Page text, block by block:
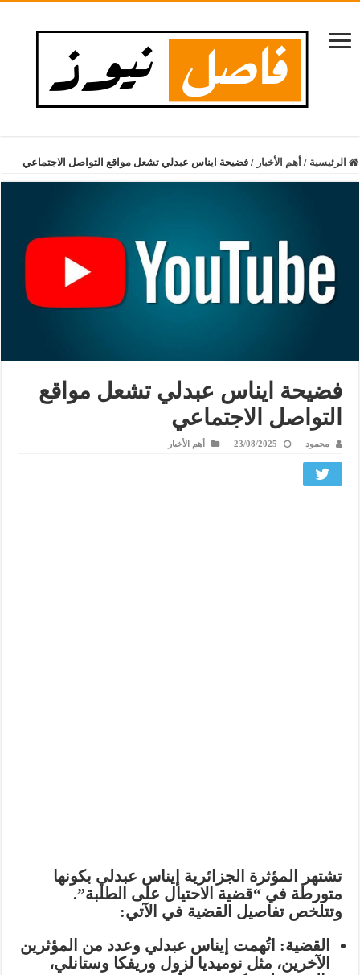
الرئيسية / أهم الأخبار / فضيحة ايناس عبدلي تشعل مواقع التواصل الاجتماعي
فضيحة ايناس عبدلي تشعل مواقع
التواصل الاجتماعي
محمود 23/08/2025 أهم الأخبار
تشتهر المؤثرة الجزائرية إيناس عبدلي بكونها
متورطة في “قضية الاحتيال على الطلبة”.
وتتلخص تفاصيل القضية في الآتي:
القضية: اتُهمت إيناس عبدلي وعدد من المؤثرين
الآخرين، مثل نوميديا لزول وريفكا وستانلي،